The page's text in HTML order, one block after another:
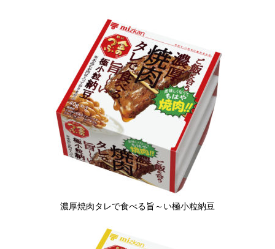
濃厚焼肉タレで食べる旨～い極小粒納豆